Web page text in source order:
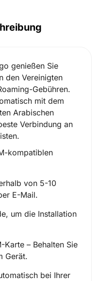
genießen Sie
den Vereinigten
Gebühren.
mit dem
Arabischen
Verbindung an
kompatiblen
von 5-10
E-Mail.
um die Installation
Karte – Behalten Sie
Gerät.
bei Ihrer